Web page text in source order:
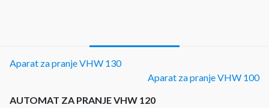
Aparat za pranje VHW 130
Aparat za pranje VHW 100
AUTOMAT ZA PRANJE VHW 120